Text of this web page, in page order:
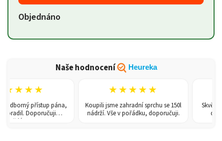
Objednáno
Naše hodnocení Heureka
přístup pána,
★★★★★
Koupili jsme zahradní sprchu se 150l
nádrží. Vše v pořádku, doporučuji.
Skvělé zboží za
dodání a